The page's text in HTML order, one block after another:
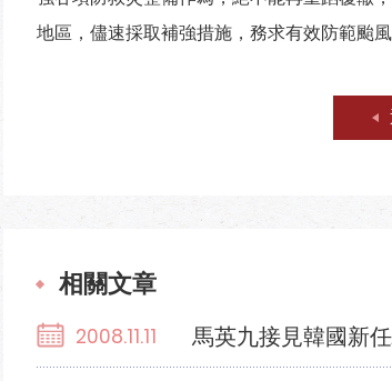
地區，儘速採取補強措施，務求有效防範颱
相關文章
2008.11.11 馬英九接見韓國新